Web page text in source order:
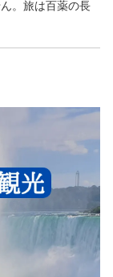
。旅は百薬の長